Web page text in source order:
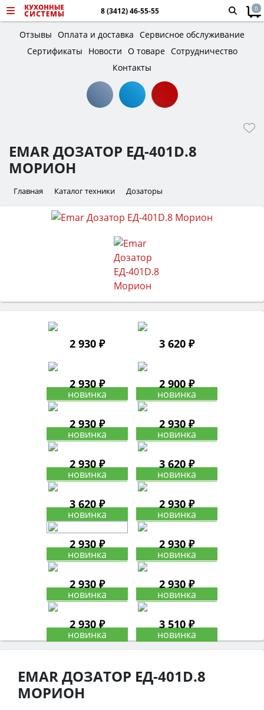
8 (3412) 46-55-55 0
Отзывы Оплата и доставка Сервисное обслуживание
Сертификаты
Новости О товаре Сотрудничество
Контакты
EMAR ДОЗАТОР ЕД-401D.8
МОРИОН
Главная Каталог техники Дозаторы
2 930 ₽ 3 620 ₽
2 930 ₽ 2 900 ₽
2 930 ₽ 2 930 ₽
2 930 ₽ 3 620 ₽
3 620 ₽ 2 930 ₽
2 930 ₽ 2 930 ₽
2 930 ₽ 2 930 ₽
2 930 ₽ 3 510 ₽
EMAR ДОЗАТОР ЕД-401D.8
МОРИОН